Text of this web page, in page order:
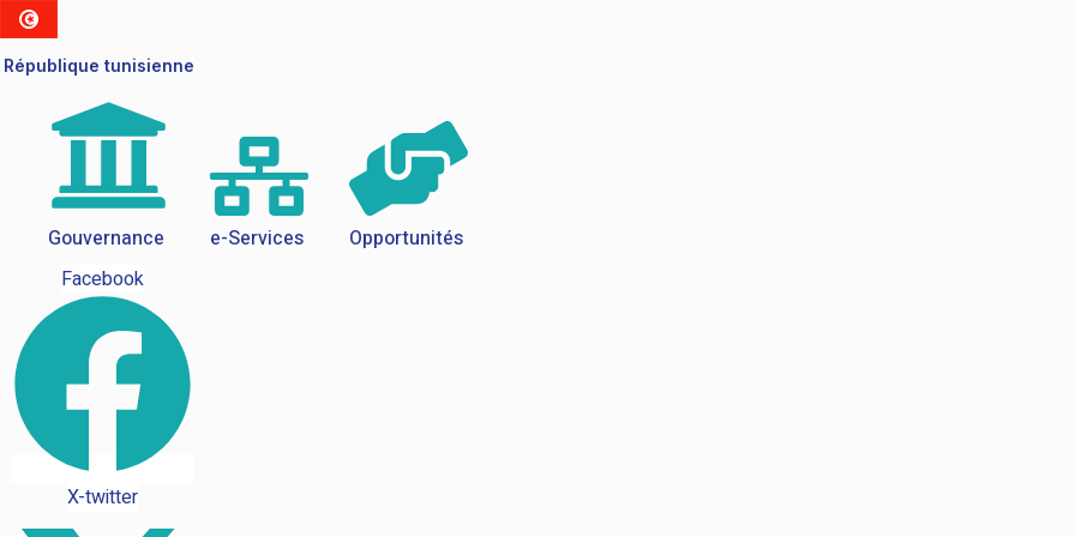
République tunisienne
Gouvernance e-Services
Opportunités
Facebook
X-twitter